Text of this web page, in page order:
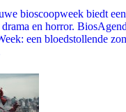
bioscoopweek biedt
en horror.
een bloedstollende